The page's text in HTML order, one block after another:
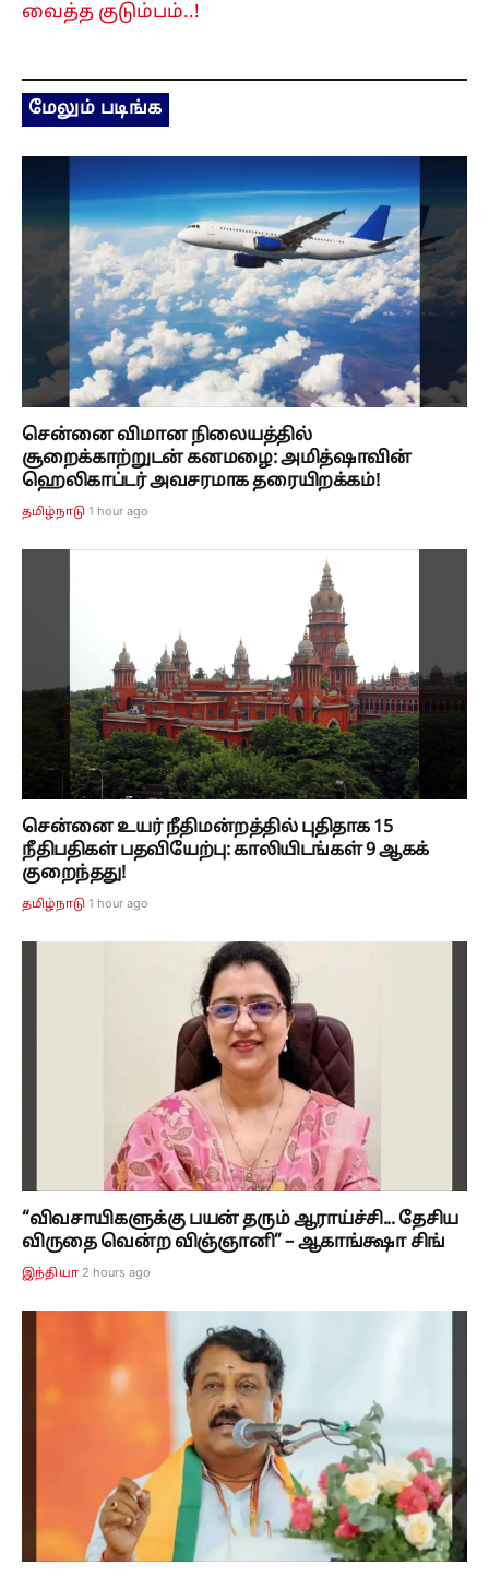
வைத்த குடும்பம்..!
மேலும் படிங்க
சென்னை விமான நிலையத்தில்
சூறைக்காற்றுடன் கனமழை: அமித்ஷாவின்
ஹெலிகாப்டர் அவசரமாக தரையிறக்கம்!
தமிழ்நாடு 1 hour ago
சென்னை உயர் நீதிமன்றத்தில் புதிதாக 15
நீதிபதிகள் பதவியேற்பு: காலியிடங்கள் 9 ஆகக்
குறைந்தது!
தமிழ்நாடு 1 hour ago
“விவசாயிகளுக்கு பயன் தரும் ஆராய்ச்சி... தேசிய
விருதை வென்ற விஞ்ஞானி” – ஆகாங்க்ஷா சிங்
இந்தியா 2 hours ago